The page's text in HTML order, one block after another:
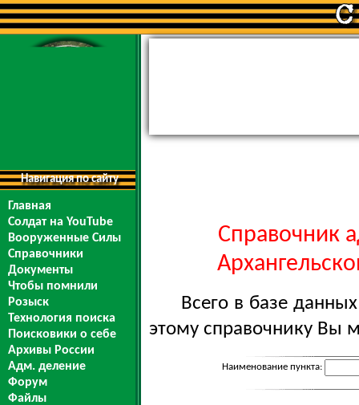
Навигация по сайту
Главная
Солдат на YouTube
Вооруженные Силы
Справочники
Документы
Чтобы помнили
Розыск
Технология поиска
Поисковики о себе
Архивы России
Адм. деление
Форум
Файлы
Справочник
Всего в базе
этому справочнику Вы
Наименование пункта: